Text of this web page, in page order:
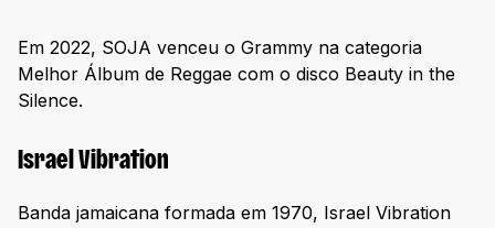
Em 2022, SOJA venceu o Grammy na categoria
Melhor Álbum de Reggae com o disco Beauty in the
Silence.
Israel Vibration
Banda jamaicana formada em 1970, Israel Vibration